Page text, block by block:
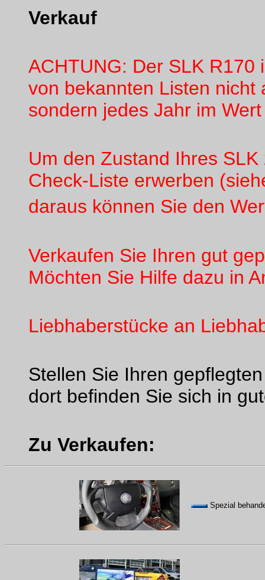
Verkauf
ACHTUNG: Der SLK
von bekannten Listen nicht
sondern jedes Jahr im
Um den Zustand Ihres
Check-Liste erwerben
daraus können Sie den
Verkaufen Sie Ihren gut
Möchten Sie Hilfe dazu in
Liebhaberstücke an
Stellen Sie Ihren
dort befinden Sie sich in
Zu Verkaufen:
Spezial